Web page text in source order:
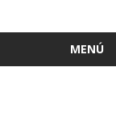
MENÚ